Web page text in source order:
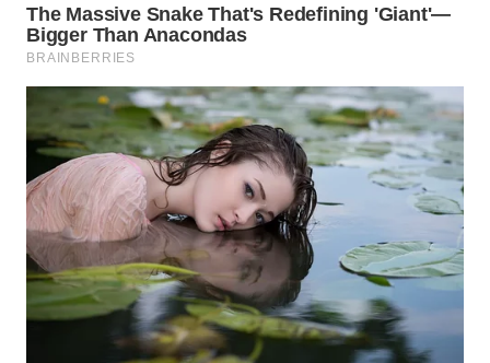
PADANG
LAWAS
WN
SUMEDANG
WN
CIANJUR
KEPULAUAN
SERIBU